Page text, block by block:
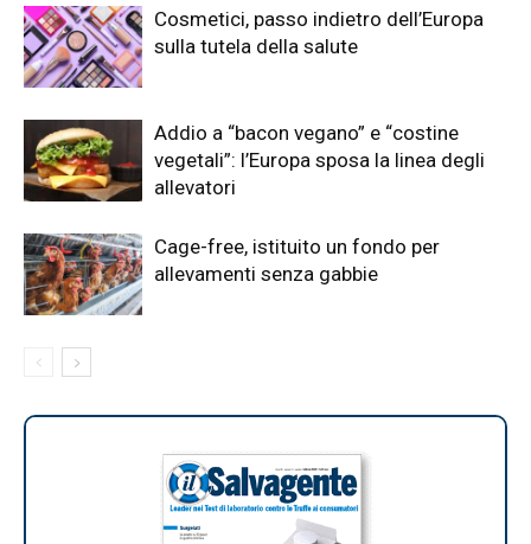
Cosmetici, passo indietro dell’Europa
sulla tutela della salute
Addio a “bacon vegano” e “costine
vegetali”: l’Europa sposa la linea degli
allevatori
Cage-free, istituito un fondo per
allevamenti senza gabbie